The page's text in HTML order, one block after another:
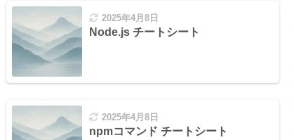
2025年4月8日
Node.js チートシート
2025年4月8日
npmコマンド チートシート